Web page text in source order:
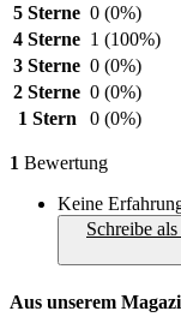
5 Sterne 0 (0%)
4 Sterne 1 (100%)
3 Sterne 0 (0%)
2 Sterne 0 (0%)
1 Stern
0 (0%)
1 Bewertung
Keine
Schreibe
Aus unserem